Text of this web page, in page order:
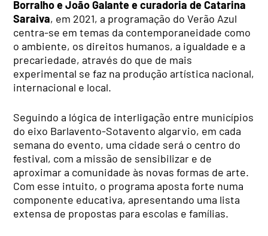
Borralho e João Galante e curadoria de Catarina
Saraiva, em 2021, a programação do Verão Azul
centra-se em temas da contemporaneidade como
o ambiente, os direitos humanos, a igualdade e a
precariedade, através do que de mais
experimental se faz na produção artística nacional,
internacional e local.
Seguindo a lógica de interligação entre municípios
do eixo Barlavento-Sotavento algarvio, em cada
semana do evento, uma cidade será o centro do
festival, com a missão de sensibilizar e de
aproximar a comunidade às novas formas de arte.
Com esse intuito, o programa aposta forte numa
componente educativa, apresentando uma lista
extensa de propostas para escolas e famílias.